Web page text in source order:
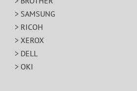
> SAMSUNG
> RICOH
> XEROX
> DELL
> OKI